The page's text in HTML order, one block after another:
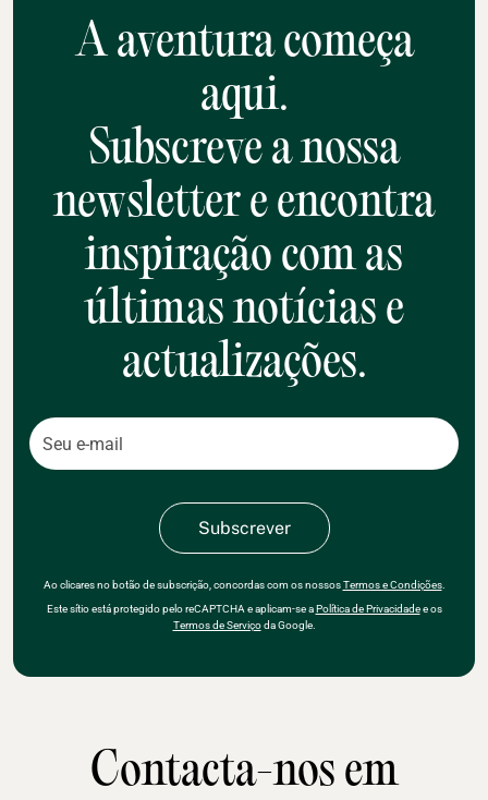
A aventura começa
aqui.
Subscreve a nossa
newsletter e encontra
inspiração com as
últimas notícias e
actualizações.
Ao clicares no botão de subscrição, concordas com os nossosTermos e Condições.
Este sítio está protegido pelo reCAPTCHA e aplicam-se aPolítica de Privacidadee os
Termos de Serviçoda Google.
Contacta-nos em